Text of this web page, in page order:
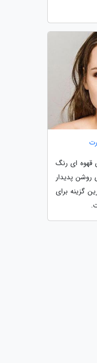
ای رنگ
روشن پدیدار
گزینه برای